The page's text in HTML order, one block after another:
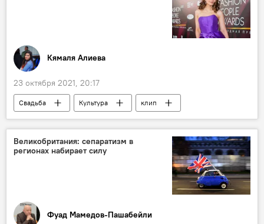
Кямаля Алиева
23 октября 2021, 20:17
Свадьба Культура
клип
Брендон Стоун
Великобритания: сепаратизм в
регионах набирает силу
Фуад Мамедов-Пашабейли